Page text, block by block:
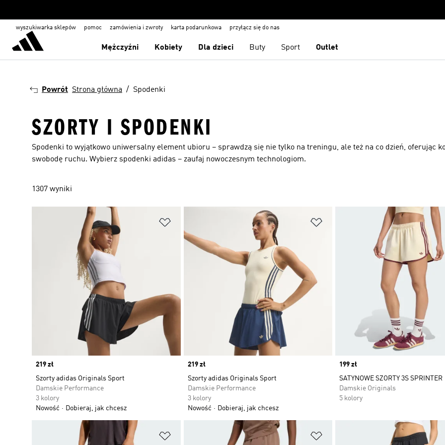
wyszukiwarka sklepów pomoc zamówienia i zwroty karta podarunkowa przyłącz się do nas
Mężczyźni Kobiety Dla dzieci Buty Sport Outlet
Powrót Strona główna Spodenki
SZORTY I SPODENKI
Spodenki to wyjątkowo uniwersalny element ubioru – sprawdzą się nie tylko na treningu, ale też na co dzień, oferując
swobodę ruchu. Wybierz spodenki adidas – zaufaj nowoczesnym technologiom.
1307 wyniki
Price
219 zł
Szorty adidas Originals Sport
Damskie Performance
3 kolory
Nowość
Dobieraj, jak chcesz
Dodaj do listy życzeń
Price
219 zł
Szorty adidas Originals Sport
Damskie Performance
3 kolory
Nowość
Dobieraj, jak chcesz
Price
199 zł
SATYNOWE SZORTY 3S SPRINTER
Damskie Originals
5 kolory
Dodaj do listy życzeń Dodaj do listy życzeń